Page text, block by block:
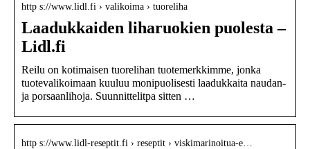
http s://www.lidl.fi › valikoima › tuoreliha
Laadukkaiden liharuokien puolesta –
Lidl.fi
Reilu on kotimaisen tuorelihan tuotemerkkimme, jonka
tuotevalikoimaan kuuluu monipuolisesti laadukkaita naudan-
ja porsaanlihoja. Suunnittelitpa sitten …
http s://www.lidl-reseptit.fi › reseptit › viskimarinoitua-e…